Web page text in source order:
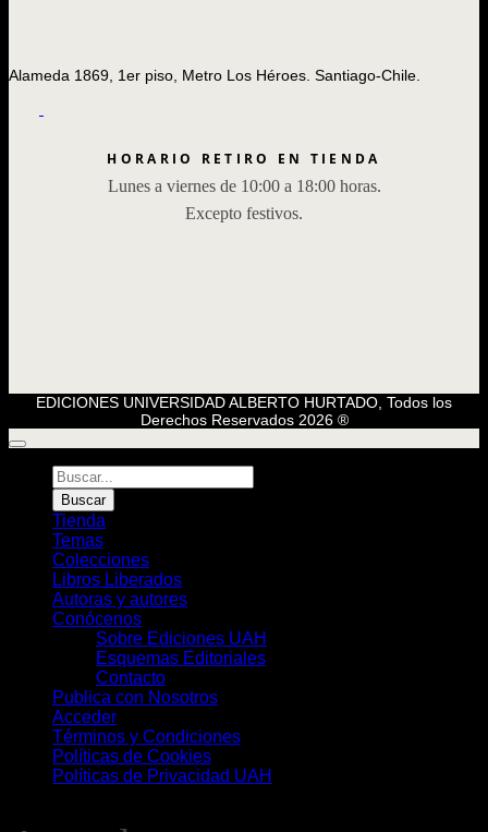
Alameda 1869, 1er piso, Metro Los Héroes. Santiago-Chile.
HORARIO RETIRO EN TIENDA
Lunes a viernes de 10:00 a 18:00 horas.
Excepto festivos.
EDICIONES UNIVERSIDAD ALBERTO HURTADO, Todos los
Derechos Reservados 2026 ®
Búsqueda
de
Libros
Buscar
Tienda
Temas
Colecciones
Libros Liberados
Autoras y autores
Conócenos
Sobre Ediciones UAH
Esquemas Editoriales
Contacto
Publica con Nosotros
Acceder
Términos y Condiciones
Políticas de Cookies
Políticas de Privacidad UAH